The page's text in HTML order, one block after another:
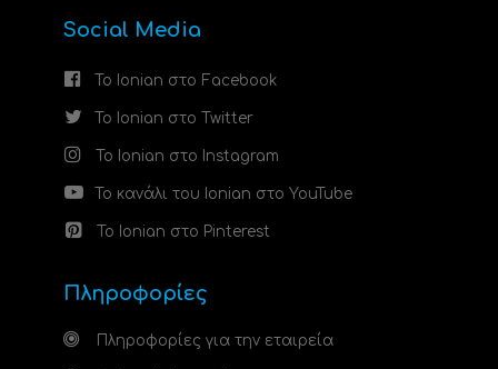
Social Media
Το Ionian στο Facebook
Το Ionian στο Twitter
Το Ionian στο Instagram
Το κανάλι του Ionian στο YouTube
Το Ionian στο Pinterest
Πληροφορίες
Πληροφορίες για την εταιρεία